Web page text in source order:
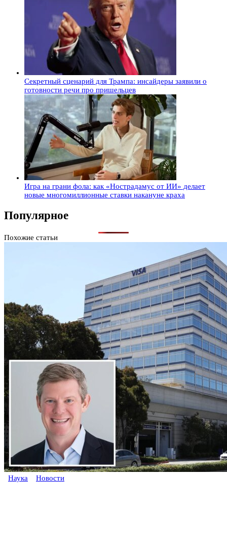
Секретный сценарий для Трампа: инсайдеры заявили о
готовности речи про пришельцев
Игра на грани фола: как «Нострадамус от ИИ» делает
новые многомиллионные ставки накануне краха
Популярное
Похожие статьи
Наука Новости